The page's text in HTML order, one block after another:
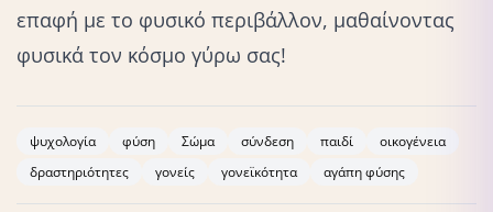
επαφή με το φυσικό περιβάλλον, μαθαίνοντας
φυσικά τον κόσμο γύρω σας!
ψυχολογία φύση Σώμα σύνδεση παιδί
οικογένεια
δραστηριότητες
γονείς γονεϊκότητα αγάπη φύσης